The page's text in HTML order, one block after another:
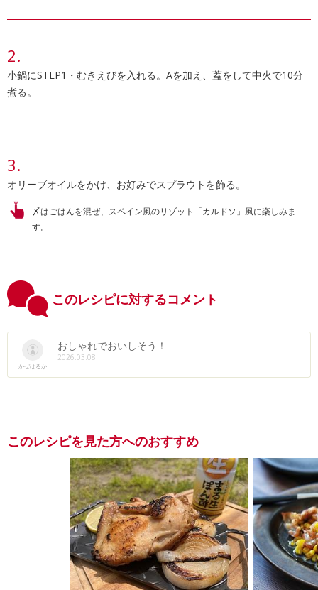
小鍋にSTEP1・むきえびを入れる。Aを加え、蓋をして中火で10分
煮る。
オリーブオイルをかけ、お好みでスプラウトを飾る。
〆はごはんを混ぜ、スペイン風のリゾット「カルドソ」風に楽しみま
す。
このレシピに対するコメント
かぜはるか
おしゃれでおいしそう！
2026.03.08
このレシピを見た方へのおすすめ